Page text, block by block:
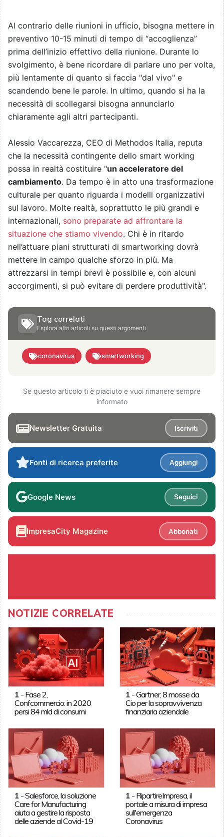
Al contrario delle riunioni in ufficio, bisogna mettere in
preventivo 10-15 minuti di tempo di “accoglienza”
prima dell’inizio effettivo della riunione. Durante lo
svolgimento, è bene ricordare di parlare uno per volta,
più lentamente di quanto si faccia "dal vivo" e
scandendo bene le parole. In ultimo, quando si ha la
necessità di scollegarsi bisogna annunciarlo
chiaramente agli altri partecipanti.
Alessio Vaccarezza, CEO di Methodos Italia, reputa
che la necessità contingente dello smart working
possa in realtà costituire "un acceleratore del
cambiamento. Da tempo è in atto una trasformazione
culturale per quanto riguarda i modelli organizzativi
sul lavoro. Molte realtà, soprattutto le più grandi e
internazionali, sono preparate ad affrontare la
situazione che stiamo vivendo. Chi è in ritardo
nell’attuare piani strutturati di smartworking dovrà
mettere in campo qualche sforzo in più. Ma
attrezzarsi in tempi brevi è possibile e, con alcuni
accorgimenti, si può evitare di perdere produttività".
Tag correlati
Esplora altri articoli su questi argomenti
coronavirus smartworking
Se questo articolo ti è piaciuto e vuoi rimanere sempre
informato
Newsletter Gratuita Iscriviti
Fonti di ricerca preferite Aggiungi
Google News Seguici
ImpresaCity Magazine Abbonati
NOTIZIE CORRELATE
1- Fase 2,
Confcommercio: in 2020
persi 84 mld di consumi
1 -Gartner, 8 mosse da
Cio per la sopravvivenza
finanziaria aziendale
1-Salesforce, la soluzione
Care for Manufacturing
aiuta a gestire la risposta
delle aziende al Covid-19
1 - RipartireImpresa, il
portale a misura di impresa
sull'emergenza
Coronavirus